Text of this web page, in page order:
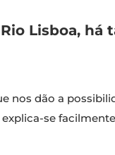
Lisboa,
nos dão a
se